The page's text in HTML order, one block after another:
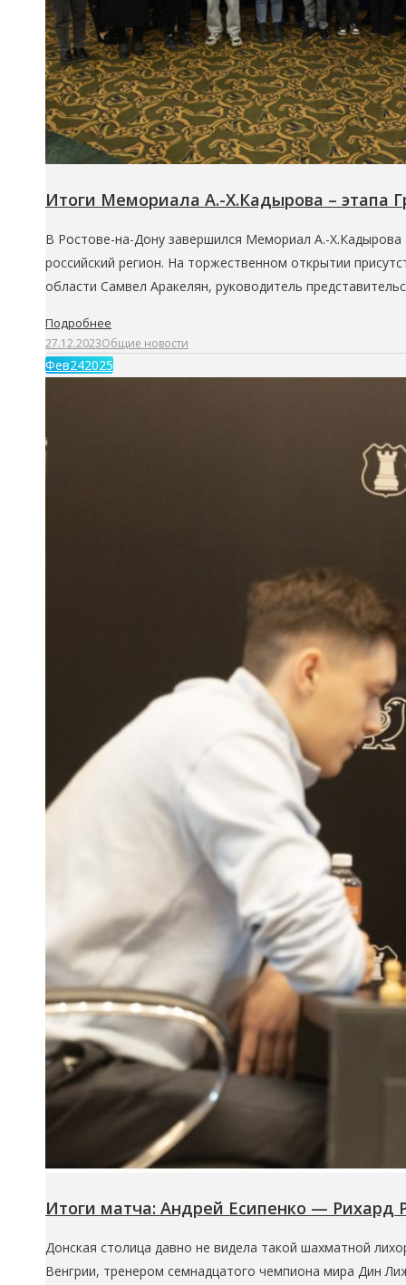
Итоги Мемориала А.-Х.Кадырова – этапа
В Ростове-на-Дону завершился Мемориал А.-
российский регион. На торжественном открытии
области Самвел Аракелян, руководитель
Подробнее
27.12.2023Общие новости
Фев242025
Итоги матча: Андрей Есипенко — Рихард
Донская столица давно не видела такой шахматной
Венгрии, тренером семнадцатого чемпиона мира Дин